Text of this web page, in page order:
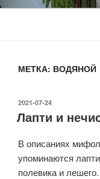
МЕТКА: ВОДЯНОЙ
ОПУБЛИКОВАНО
2021-07-24
Лапти и
В описаниях
упоминаются
полевика и